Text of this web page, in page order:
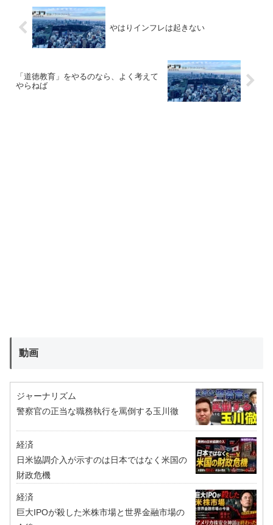
やはりインフレは起きない
「道徳教育」をやるのなら、よく考えて
やらねば
動画
ジャーナリズム
警察官の正当な職務執行を罵倒する玉川徹
経済
日米協調介入が示すのは日本ではなく米国の
財政危機
経済
巨大IPOが殺した米株市場と世界金融市場の